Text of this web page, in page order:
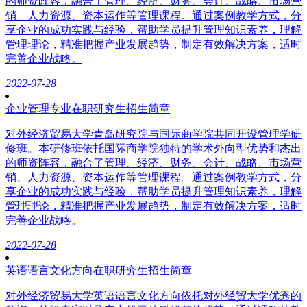
销、人力资源、资本运作等管理课程。通过案例教学方式，分
享企业的成功实践与经验，帮助学员提升管理知识素养，理解
管理理论，精准把握产业发展趋势，制定有效解决方案，适时
完善企业战略。
2022-07-28
企业管理专业在职研究生招生简章
对外经济贸易大学青岛研究院与国际商学院共同开设管理学研
修班。本研修班依托国际商学院独特的学术外向型优势和杰出
的师资阵容，融合了管理、经济、财务、会计、战略、市场营
销、人力资源、资本运作等管理课程。通过案例教学方式，分
享企业的成功实践与经验，帮助学员提升管理知识素养，理解
管理理论，精准把握产业发展趋势，制定有效解决方案，适时
完善企业战略。
2022-07-28
英语语言文化方向在职研究生招生简章
对外经济贸易大学英语语言文化方向依托对外经贸大学优秀的